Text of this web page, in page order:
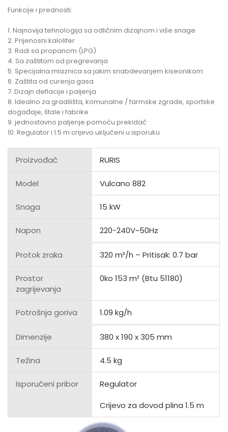
Funkcije i prednosti:
1. Najnovija tehnologija sa odličnim dizajnom i više snage
2. Prijenosni kalolifer
3. Radi sa propanom (LPG)
4. Sa zaštitom od pregrevanja
5. Specijalna mlaznica sa jakim snabdevanjem kiseonikom
6. Zaštita od curenja gasa
7. Dizajn deflacije i paljenja
8. Idealno za gradilišta, komunalne / farmske zgrade, sportske
događaje, štale i fabrike
9. jednostavno paljenje pomoću prekidač
10. Regulator i 1.5 m crijevo uključeni u isporuku
Proizvođač RURIS
Model Vulcano 882
Snaga 15 kW
Napon 220-240V~50Hz
Protok zraka 320 m³/h – Pritisak: 0.7 bar
Prostor
zagrijevanja
0ko 153 m² (Btu 51180)
Potrošnja goriva 1.09 kg/h
Dimenzije 380 x 190 x 305 mm
Težina 4.5 kg
Isporučeni pribor
Regulator
Crijevo za dovod plina 1.5 m